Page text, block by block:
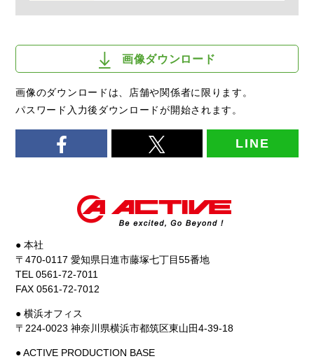
画像ダウンロード
画像のダウンロードは、店舗や関係者に限ります。
パスワード入力後ダウンロードが開始されます。
LINE
● 本社
〒470-0117 愛知県日進市藤塚七丁目55番地
TEL 0561-72-7011
FAX 0561-72-7012
● 横浜オフィス
〒224-0023 神奈川県横浜市都筑区東山田4-39-18
● ACTIVE PRODUCTION BASE